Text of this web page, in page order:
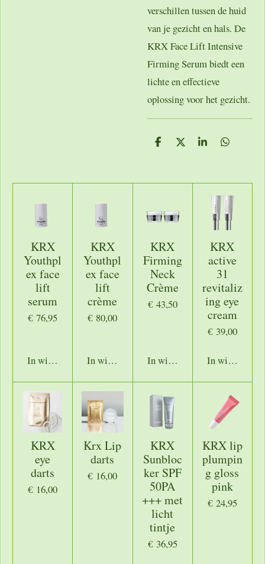
verschillen tussen de huid
van je gezicht en hals. De
KRX Face Lift Intensive
Firming Serumbiedt een
lichte en effectieve
oplossing voor het gezicht.
D
n
D
S
e
D
n
KRX
Youthpl
ex face
lift
serum
€ 76,95
In winkelwagen
KRX
Youthpl
ex face
lift
crème
€ 80,00
In winkelwagen
KRX
Firming
Neck
Crème
€ 43,50
In winkelwagen
KRX
active
31
revitaliz
ing eye
cream
€ 39,00
In
KRX
eye
darts
€ 16,00
Krx Lip
darts
€ 16,00
KRX
Sunbloc
ker SPF
50PA
+++ met
licht
tintje
€ 36,95
KRX lip
plumpin
g gloss
pink
€ 24,95